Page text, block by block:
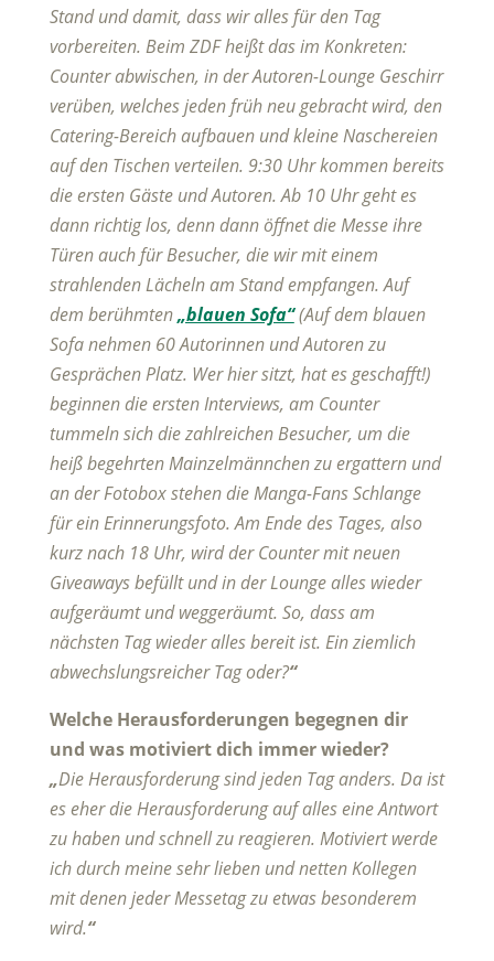
Stand und damit, dass wir alles für den Tag
vorbereiten. Beim ZDF heißt das im Konkreten:
Counter abwischen, in der Autoren-Lounge Geschirr
verüben, welches jeden früh neu gebracht wird, den
Catering-Bereich aufbauen und kleine Naschereien
auf den Tischen verteilen. 9:30 Uhr kommen bereits
die ersten Gäste und Autoren. Ab 10 Uhr geht es
dann richtig los, denn dann öffnet die Messe ihre
Türen auch für Besucher, die wir mit einem
strahlenden Lächeln am Stand empfangen. Auf
dem berühmten„blauen Sofa“(Auf dem blauen
Sofa nehmen 60 Autorinnen und Autoren zu
Gesprächen Platz. Wer hier sitzt, hat es geschafft!)
beginnen die ersten Interviews, am Counter
tummeln sich die zahlreichen Besucher, um die
heiß begehrten Mainzelmännchen zu ergattern und
an der Fotobox stehen die Manga-Fans Schlange
für ein Erinnerungsfoto. Am Ende des Tages, also
kurz nach 18 Uhr, wird der Counter mit neuen
Giveaways befüllt und in der Lounge alles wieder
aufgeräumt und weggeräumt. So, dass am
nächsten Tag wieder alles bereit ist. Ein ziemlich
abwechslungsreicher Tag oder?“
Welche Herausforderungen begegnen dir
und was motiviert dich immer wieder?
„Die Herausforderung sind jeden Tag anders. Da ist
es eher die Herausforderung auf alles eine Antwort
zu haben und schnell zu reagieren. Motiviert werde
ich durch meine sehr lieben und netten Kollegen
mit denen jeder Messetag zu etwas besonderem
wird.“